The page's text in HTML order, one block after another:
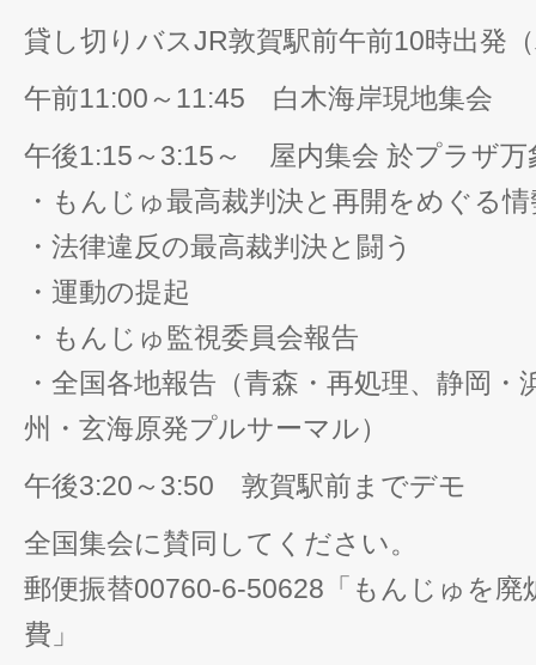
貸し切りバスJR敦賀駅前午前10時出発
午前11:00～11:45 白木海岸現地集会
午後1:15～3:15～ 屋内集会 於プラザ万
・もんじゅ最高裁判決と再開をめぐる情
・法律違反の最高裁判決と闘う
・運動の提起
・もんじゅ監視委員会報告
・全国各地報告（青森・再処理、静岡・
州・玄海原発プルサーマル）
午後3:20～3:50 敦賀駅前までデモ
全国集会に賛同してください。
郵便振替00760-6-50628「もんじゅを廃
費」